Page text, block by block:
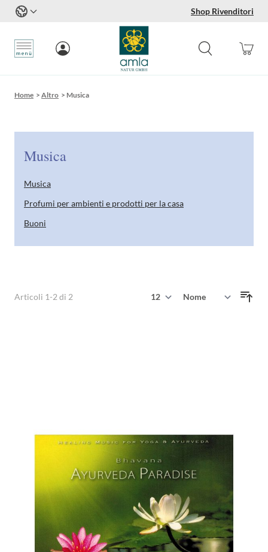
Shop Rivenditori
Home > Altro > Musica
Musica
Musica
Profumi per ambienti e prodotti per la casa
Buoni
Articoli 1-2 di 2
Ordina per